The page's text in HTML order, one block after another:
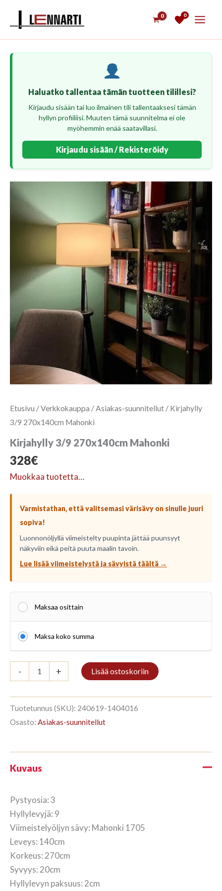
0
Haluatko tallentaa tämän tuotteen tilillesi?
Kirjaudu sisään tai luo ilmainen tili tallentaaksesi tämän
hyllyn profiiliisi. Muuten tämä suunnitelma ei ole
myöhemmin enää saatavillasi.
Kirjaudu sisään / Rekisteröidy
Etusivu /Verkkokauppa / Asiakas-suunnitellut / Kirjahylly
3/9 270x140cm Mahonki
Kirjahylly 3/9 270x140cm Mahonki
328€
Muokkaa tuotetta…
Varmistathan, että valitsemasi värisävy on sinulle juuri
sopiva!
Luonnonöljyllä viimeistelty puupinta jättää puunsyyt
näkyviin eikä peitä puuta maalin tavoin.
Lue lisää viimeistelystä ja sävyistä täältä →
Maksaa osittain
Maksa koko summa
-
3/9
Mahonki
määrä
+ Lisää ostoskoriin
Tuotetunnus (SKU): 240619-1404016
Osasto: Asiakas-suunnitellut
Kuvaus
Pystyosia: 3
Hyllylevyjä: 9
Viimeistelyöljyn sävy: Mahonki 1705
Leveys: 140cm
Korkeus: 270cm
Syvyys: 20cm
Hyllylevyn paksuus: 2cm